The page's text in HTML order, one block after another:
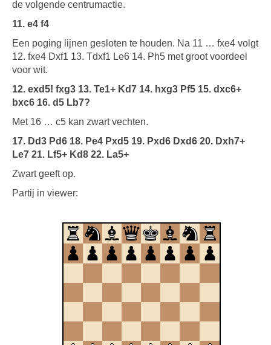
de volgende centrumactie.
11. e4 f4
Een poging lijnen gesloten te houden. Na 11 … fxe4 volgt
12. fxe4 Dxf1 13. Tdxf1 Le6 14. Ph5 met groot voordeel
voor wit.
12. exd5! fxg3 13. Te1+ Kd7 14. hxg3 Pf5 15. dxc6+
bxc6 16. d5 Lb7?
Met 16 … c5 kan zwart vechten.
17. Dd3 Pd6 18. Pe4 Pxd5 19. Pxd6 Dxd6 20. Dxh7+
Le7 21. Lf5+ Kd8 22. La5+
Zwart geeft op.
Partij in viewer: